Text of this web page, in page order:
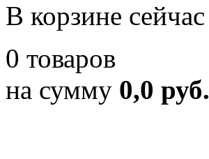
В корзине сейчас
0 товаров
на сумму 0,0 руб.